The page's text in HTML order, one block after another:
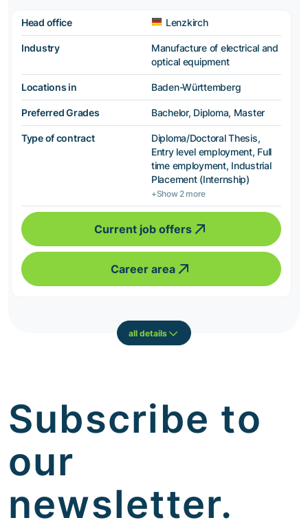
Head office Lenzkirch
Industry
Manufacture of electrical and
optical equipment
Locations in Baden-Württemberg
Preferred Grades Bachelor, Diploma, Master
Type of contract
Diploma/Doctoral Thesis,
Entry level employment, Full
time employment, Industrial
Placement (Internship)
+Show 2 more
Current job offers
Career area
all details
Subscribe to
our
newsletter.